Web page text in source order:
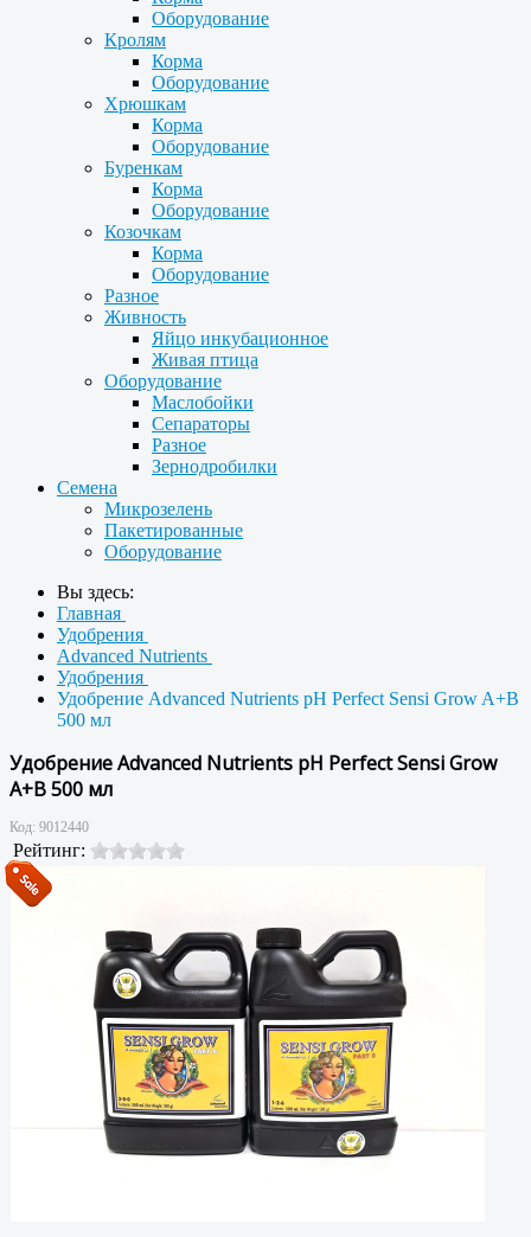
Оборудование
Кролям
Корма
Оборудование
Хрюшкам
Корма
Оборудование
Буренкам
Корма
Оборудование
Козочкам
Корма
Оборудование
Разное
Живность
Яйцо инкубационное
Живая птица
Оборудование
Маслобойки
Сепараторы
Разное
Зернодробилки
Семена
Микрозелень
Пакетированные
Оборудование
Вы здесь:
Главная
Удобрения
Advanced Nutrients
Удобрения
Удобрение Advanced Nutrients рН Perfect Sensi Grow A+B
500 мл
Удобрение Advanced Nutrients рН Perfect Sensi Grow
A+B 500 мл
Код: 9012440
Рейтинг: